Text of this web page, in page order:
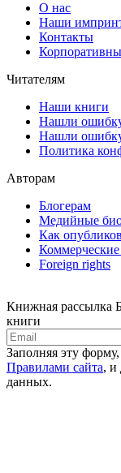
О нас
Наши
Контакты
Читателям
Наши книги
Нашли
Нашли
Политика
Авторам
Блогерам
Медийные
Как
Foreign rights
Книжная
книги
Заполняя эту
Правилами сайта, и
данных.